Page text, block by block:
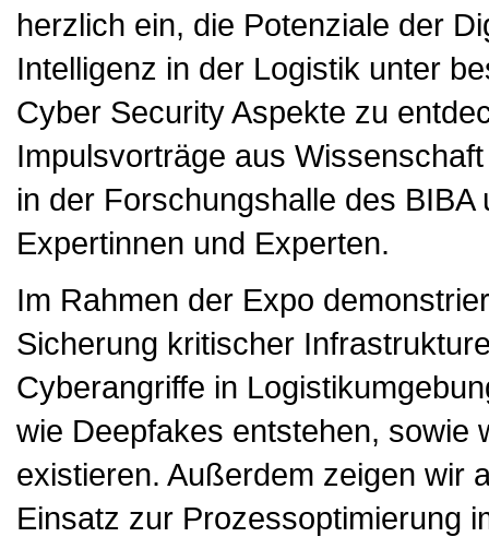
herzlich ein, die Potenziale der
Intelligenz in der Logistik unter
Cyber Security Aspekte zu
Impulsvorträge aus
in der Forschungshalle des
Expertinnen und Experten.
Im Rahmen der Expo
Sicherung kritischer
Cyberangriffe in
wie Deepfakes entstehen, sowie
existieren. Außerdem zeigen wir
Einsatz zur Prozessoptimierung